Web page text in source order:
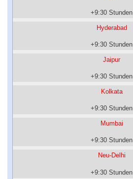
+9:30 Stunden
Hyderabad
+9:30 Stunden
Jaipur
+9:30 Stunden
Kolkata
+9:30 Stunden
Mumbai
+9:30 Stunden
Neu-Delhi
+9:30 Stunden